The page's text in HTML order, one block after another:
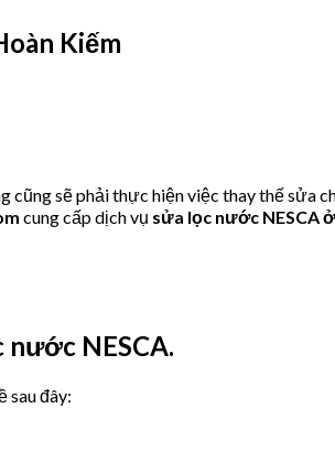
Kiếm
sẽ phải thực hiện việc thay thế sửa
cung cấp dịch vụ sửa lọc nước NESCA
NESCA.
sau đây: